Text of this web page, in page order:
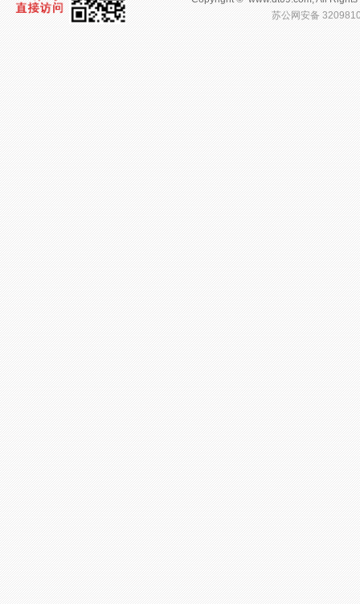
苏公网安备